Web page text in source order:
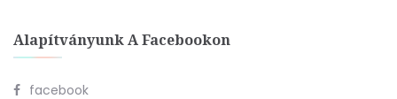
Alapítványunk A Facebookon
facebook